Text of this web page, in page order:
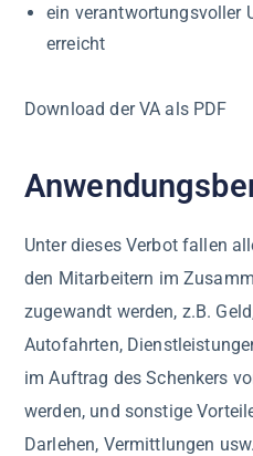
ein verantwortungsvoller
erreicht
Download der VA als PDF
Unter dieses Verbot fallen
den Mitarbeitern im
zugewandt werden, z.B.
Autofahrten,
im Auftrag des Schenkers
werden, und sonstige
Darlehen, Vermittlungen